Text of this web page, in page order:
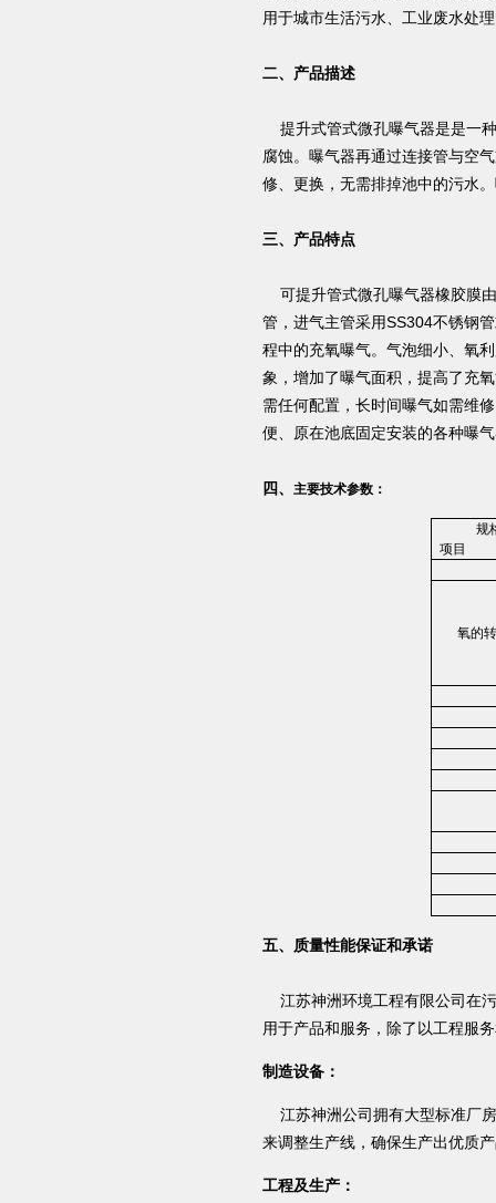
用于城市生活污水、工业废水处
二、产品描述
提升式管式微孔曝气器是是一
腐蚀。曝气器再通过连接管与空
修、更换，无需排掉池中的污水
三、产品特点
可提升管式微孔曝气器橡胶膜
管，进气主管采用SS304不锈钢
程中的充氧曝气。气泡细小、氧
象，增加了曝气面积，提高了充
需任何配置，长时间曝气如需维
便、原在池底固定安装的各种曝
四、 主要技术参数：
规
项目
氧的
五、质量性能保证和承诺
江苏神洲环境工程有限公司在
用于产品和服务，除了以工程服
制造设备：
江苏神洲公司拥有大型标准厂
来调整生产线，确保生产出优质
工程及生产：